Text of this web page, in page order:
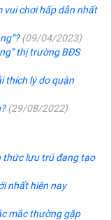
vui chơi hấp dẫn nhất
(09/04/2023)
thị trường BĐS
thích lý do quận
(29/08/2022)
thức lưu trú đang tạo
nhất hiện nay
mắc thường gặp